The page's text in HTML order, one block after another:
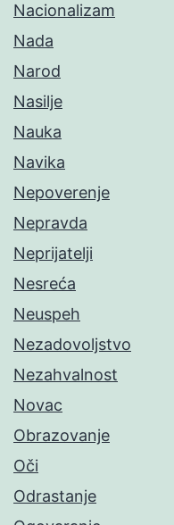
Nacionalizam
Nada
Narod
Nasilje
Nauka
Navika
Nepoverenje
Nepravda
Neprijatelji
Nesreća
Neuspeh
Nezadovoljstvo
Nezahvalnost
Novac
Obrazovanje
Oči
Odrastanje